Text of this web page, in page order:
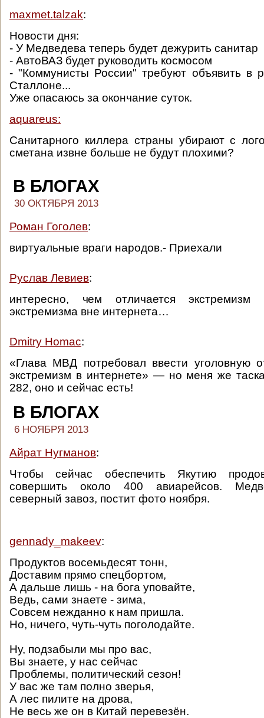
maxmet.talzak:
Новости дня:
- У Медведева теперь будет дежурить санитар
- АвтоВАЗ будет руководить космосом
- "Коммунисты России" требуют объявить в
Сталлоне...
Уже опасаюсь за окончание суток.
aquareus:
Санитарного киллера страны убирают с
сметана извне больше не будут плохими?
В БЛОГАХ
30 ОКТЯБРЯ 2013
Роман Гоголев:
виртуальные враги народов.- Приехали
Руслав Левиев:
интересно, чем отличается
экстремизма вне интернета…
Dmitry Homac:
«Глава МВД потребовал ввести уголовную
экстремизм в интернете» — но меня же
282, оно и сейчас есть!
В БЛОГАХ
6 НОЯБРЯ 2013
Айрат Нугманов:
Чтобы сейчас обеспечить Якутию
совершить около 400 авиарейсов.
северный завоз, постит фото ноября.
gennady_makeev:
Продуктов восемьдесят тонн,
Доставим прямо спецбортом,
А дальше лишь - на бога уповайте,
Ведь, сами знаете - зима,
Совсем нежданно к нам пришла.
Но, ничего, чуть-чуть поголодайте.
Ну, подзабыли мы про вас,
Вы знаете, у нас сейчас
Проблемы, политический сезон!
У вас же там полно зверья,
А лес пилите на дрова,
Не весь же он в Китай перевезён.